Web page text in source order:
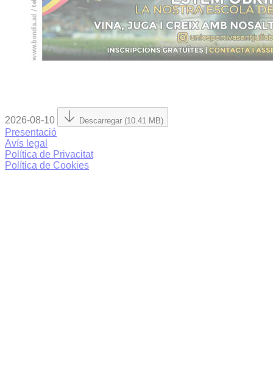
2026-08-10 Descarregar (10.41 MB)
Presentació
Avís legal
Política de Privacitat
Política de Cookies